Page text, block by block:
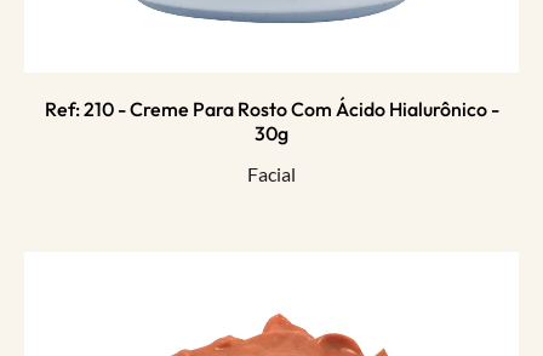
Ref: 210 - Creme Para Rosto Com Ácido Hialurônico -
30g
Facial